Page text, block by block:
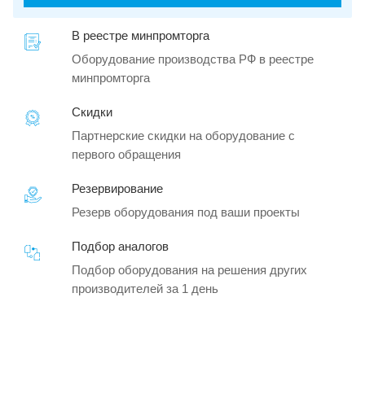
В реестре минпромторга
Оборудование производства РФ в реестре
минпромторга
Скидки
Партнерские скидки на оборудование с
первого обращения
Резервирование
Резерв оборудования под ваши проекты
Подбор аналогов
Подбор оборудования на решения других
производителей за 1 день